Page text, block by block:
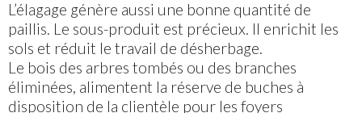
L’élagage génère aussi une bonne quantité de
paillis. Le sous-produit est précieux. Il enrichit les
sols et réduit le travail de désherbage.
Le bois des arbres tombés ou des branches
éliminées, alimentent la réserve de buches à
disposition de la clientèle pour les foyers